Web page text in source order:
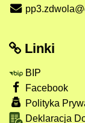
Linki
BIP
Facebook
Polityka
Deklaracja